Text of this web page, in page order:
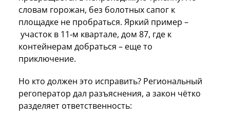
словам горожан, без болотных сапог к
площадке не пробраться. Яркий пример –
участок в 11‑м квартале, дом 87, где к
контейнерам добраться – еще то
приключение.
Но кто должен это исправить? Региональный
регоператор дал разъяснения, а закон чётко
разделяет ответственность: